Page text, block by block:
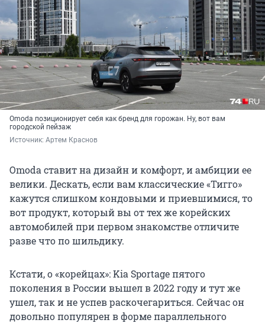
Omoda позиционирует себя как бренд для горожан. Ну, вот вам
городской пейзаж
Источник: Артем Краснов
Omoda ставит на дизайн и комфорт, и амбиции ее
велики. Дескать, если вам классические «Тигго»
кажутся слишком кондовыми и приевшимися, то
вот продукт, который вы от тех же корейских
автомобилей при первом знакомстве отличите
разве что по шильдику.
Кстати, о «корейцах»: Kia Sportage пятого
поколения в России вышел в 2022 году и тут же
ушел, так и не успев раскочегариться. Сейчас он
довольно популярен в форме параллельного